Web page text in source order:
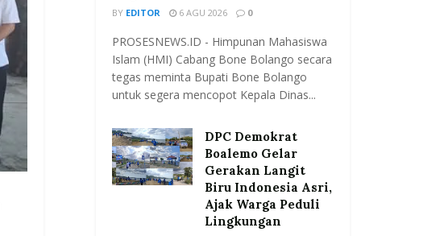
BY EDITOR 6 AGU 2026 0
PROSESNEWS.ID - Himpunan Mahasiswa
Islam (HMI) Cabang Bone Bolango secara
tegas meminta Bupati Bone Bolango
untuk segera mencopot Kepala Dinas...
DPC Demokrat
Boalemo Gelar
Gerakan Langit
Biru Indonesia Asri,
Ajak Warga Peduli
Lingkungan